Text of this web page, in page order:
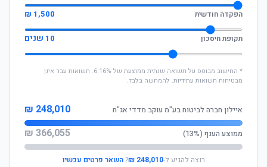
הפקדה חודשית 1,500 ₪
תקופת חיסכון 10 שנים
* החישוב מבוסס על תשואה שנתית ממוצעת של 6.16%. תשואות עבר אינן
מבטיחות תשואות עתידיות. להמחשה בלבד.
איילון חברה לביטוח בע"מ עוקב מדדי אג"ח 248,010 ₪
ממוצע הענף (13%) 366,055 ₪
רוצה להגיע ל-248,010 ₪
?השאר פרטים עכשיו